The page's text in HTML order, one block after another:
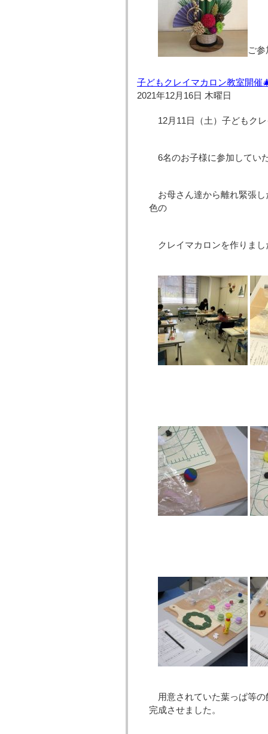
ご
子どもクレイマカロン教室開催
2021年12月16日 木曜日
12月11日（土）子どもク
6名のお子様に参加してい
お母さん達から離れ緊張
色の
クレイマカロンを作りまし
用意されていた葉っぱ等
完成させました。